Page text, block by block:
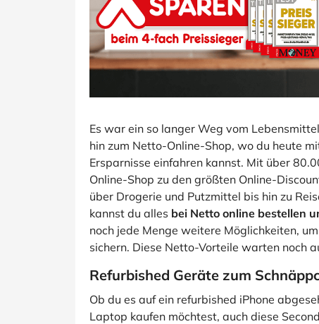
Es war ein so langer Weg vom
hin zum Netto-Online-Shop, wo du heute
Ersparnisse einfahren kannst. Mit über
Online-Shop zu den größten Online-
über Drogerie und Putzmittel bis hin zu
kannst du alles bei Netto online bestellen
noch jede Menge weitere Möglichkeiten,
sichern. Diese Netto-Vorteile warten noch
Refurbished Geräte zum
Ob du es auf ein refurbished iPhone
Laptop kaufen möchtest, auch diese